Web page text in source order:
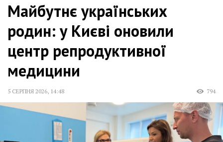
Майбутнє українських
родин: у Києві оновили
центр репродуктивної
медицини
5 СЕРПНЯ 2026, 14:48 794